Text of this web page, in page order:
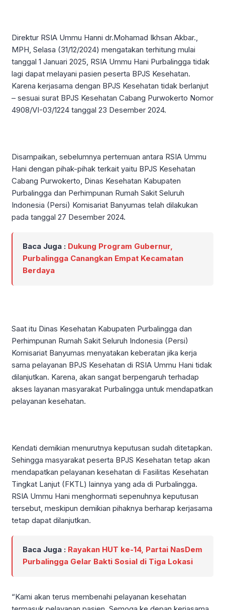
Direktur RSIA Ummu Hanni dr.Mohamad Ikhsan Akbar.,
MPH, Selasa (31/12/2024) mengatakan terhitung mulai
tanggal 1 Januari 2025, RSIA Ummu Hani Purbalingga tidak
lagi dapat melayani pasien peserta BPJS Kesehatan.
Karena kerjasama dengan BPJS Kesehatan tidak berlanjut
– sesuai surat BPJS Kesehatan Cabang Purwokerto Nomor
4908/VI-03/1224 tanggal 23 Desember 2024.
Disampaikan, sebelumnya pertemuan antara RSIA Ummu
Hani dengan pihak-pihak terkait yaitu BPJS Kesehatan
Cabang Purwokerto, Dinas Kesehatan Kabupaten
Purbalingga dan Perhimpunan Rumah Sakit Seluruh
Indonesia (Persi) Komisariat Banyumas telah dilakukan
pada tanggal 27 Desember 2024.
Baca Juga : Dukung Program Gubernur,
Purbalingga Canangkan Empat Kecamatan
Berdaya
Saat itu Dinas Kesehatan Kabupaten Purbalingga dan
Perhimpunan Rumah Sakit Seluruh Indonesia (Persi)
Komisariat Banyumas menyatakan keberatan jika kerja
sama pelayanan BPJS Kesehatan di RSIA Ummu Hani tidak
dilanjutkan. Karena, akan sangat berpengaruh terhadap
akses layanan masyarakat Purbalingga untuk mendapatkan
pelayanan kesehatan.
Kendati demikian menurutnya keputusan sudah ditetapkan.
Sehingga masyarakat peserta BPJS Kesehatan tetap akan
mendapatkan pelayanan kesehatan di Fasilitas Kesehatan
Tingkat Lanjut (FKTL) lainnya yang ada di Purbalingga.
RSIA Ummu Hani menghormati sepenuhnya keputusan
tersebut, meskipun demikian pihaknya berharap kerjasama
tetap dapat dilanjutkan.
Baca Juga : Rayakan HUT ke-14, Partai NasDem
Purbalingga Gelar Bakti Sosial di Tiga Lokasi
“Kami akan terus membenahi pelayanan kesehatan